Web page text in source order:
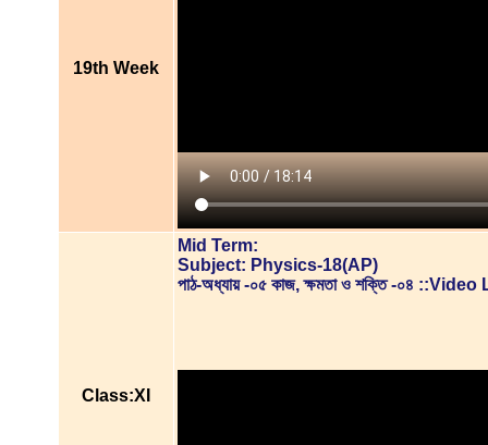
19th Week
Class:XI
Mid Term:
Subject: Physics-18(AP)
পাঠ-অধ্যায় -০৫ কাজ, ক্ষমতা ও শক্তি -০৪